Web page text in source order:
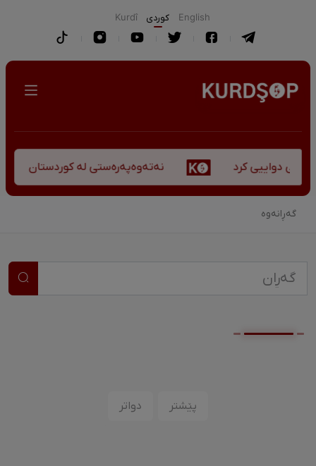
English كوردی Kurdî
دواییی کرد نەتەوەپەرەستی لە کوردستان -
گەڕانەوە
پێشتر دواتر